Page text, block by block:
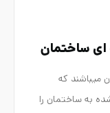
ساختمان
میباشند که
به ساختمان را